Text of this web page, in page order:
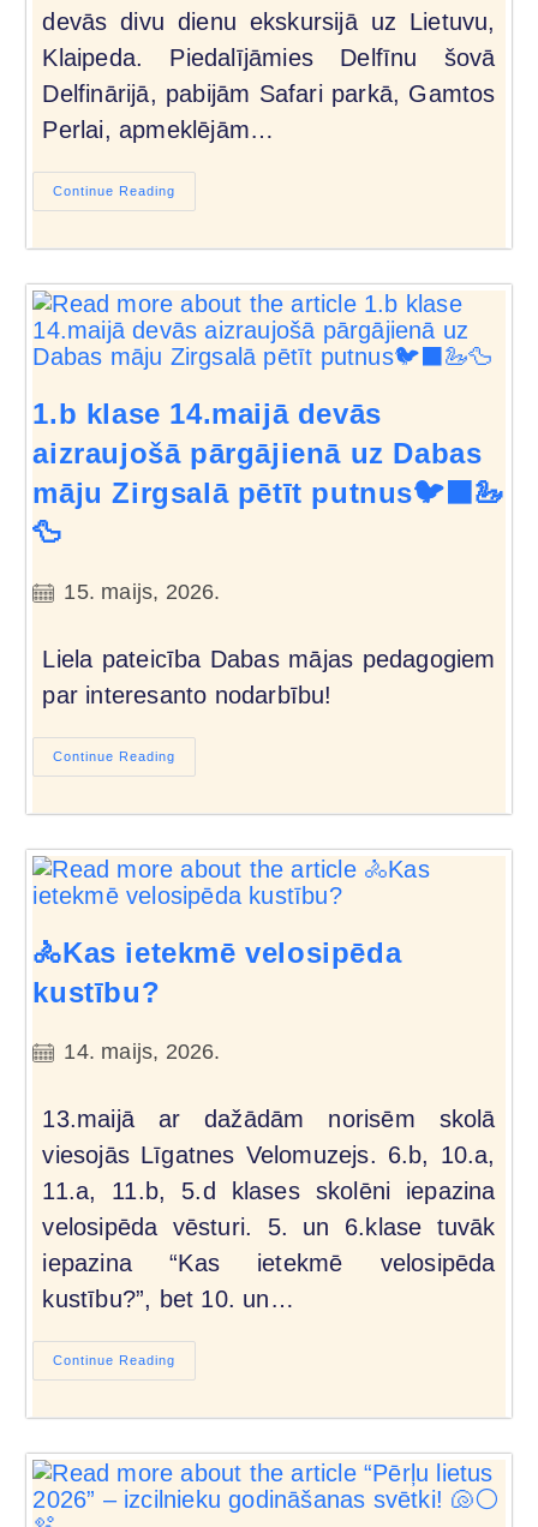
devās divu dienu ekskursijā uz Lietuvu,
Klaipeda. Piedalījāmies Delfīnu šovā
Delfinārijā, pabijām Safari parkā, Gamtos
Perlai, apmeklējām…
Continue Reading
1.b klase 14.maijā devās
aizraujošā pārgājienā uz Dabas
māju Zirgsalā pētīt putnus🐦‍⬛🦢
🦆
15. maijs, 2026.
Liela pateicība Dabas mājas pedagogiem
par interesanto nodarbību!
Continue Reading
🚴Kas ietekmē velosipēda
kustību?
14. maijs, 2026.
13.maijā ar dažādām norisēm skolā
viesojās Līgatnes Velomuzejs. 6.b, 10.a,
11.a, 11.b, 5.d klases skolēni iepazina
velosipēda vēsturi. 5. un 6.klase tuvāk
iepazina “Kas ietekmē velosipēda
kustību?”, bet 10. un…
Continue Reading